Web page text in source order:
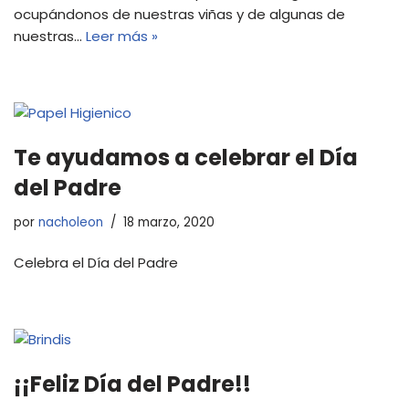
ocupándonos de nuestras viñas y de algunas de
nuestras… Leer más »
Te ayudamos a celebrar el Día
del Padre
por nacholeon 18 marzo, 2020
Celebra el Día del Padre
¡¡Feliz Día del Padre!!